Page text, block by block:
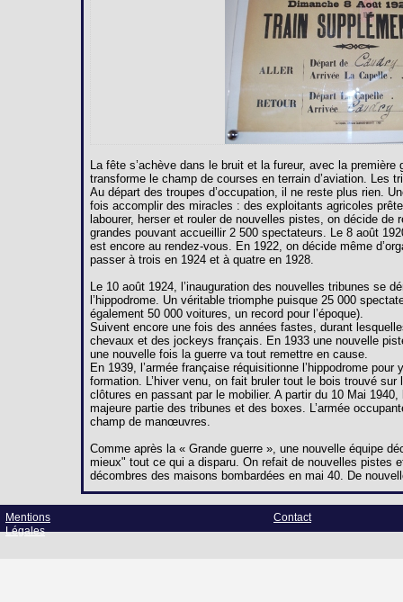
La fête s’achève dans le bruit et la fureur, avec la première
transforme le champ de courses en terrain d’aviation. Les
Au départ des troupes d’occupation, il ne reste plus rien.
fois accomplir des miracles : des exploitants agricoles
labourer, herser et rouler de nouvelles pistes, on décide de
grandes pouvant accueillir 2 500 spectateurs. Le 8 août
est encore au rendez-vous. En 1922, on décide même
passer à trois en 1924 et à quatre en 1928.
Le 10 août 1924, l’inauguration des nouvelles tribunes se
l’hippodrome. Un véritable triomphe puisque 25 000
également 50 000 voitures, un record pour l’époque).
Suivent encore une fois des années fastes, durant
chevaux et des jockeys français. En 1933 une nouvelle
une nouvelle fois la guerre va tout remettre en cause.
En 1939, l’armée française réquisitionne l’hippodrome
formation. L’hiver venu, on fait bruler tout le bois trouvé
clôtures en passant par le mobilier. A partir du 10 Mai
majeure partie des tribunes et des boxes. L’armée
champ de manœuvres.
Comme après la « Grande guerre », une nouvelle équipe
mieux" tout ce qui a disparu. On refait de nouvelles pistes
décombres des maisons bombardées en mai 40. De
Mentions
Légales
Contact